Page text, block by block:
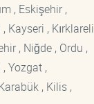
, Eskişehir ,
Kayseri , Kırklareli
, Niğde , Ordu ,
Yozgat ,
, Kilis ,